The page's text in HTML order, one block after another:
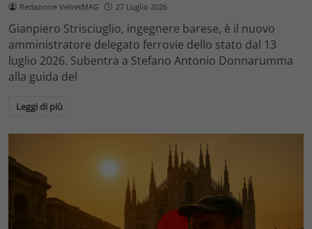
Redazione VelvetMAG 27 Luglio 2026
Gianpiero Strisciuglio, ingegnere barese, è il nuovo
amministratore delegato ferrovie dello stato dal 13
luglio 2026. Subentra a Stefano Antonio Donnarumma
alla guida del
Leggi di più